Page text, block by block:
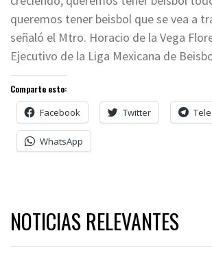
queremos tener beisbol que se vea a
señaló el Mtro. Horacio de la Vega
Ejecutivo de la Liga Mexicana de
Comparte esto:
Facebook Twitter
WhatsApp
NOTICIAS RELEVANTES